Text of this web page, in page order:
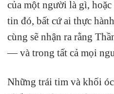
của một người là gì,
tin đó, bất cứ ai thực
cùng sẽ nhận ra rằng
— và trong tất cả mọi
Những trái tim và khối